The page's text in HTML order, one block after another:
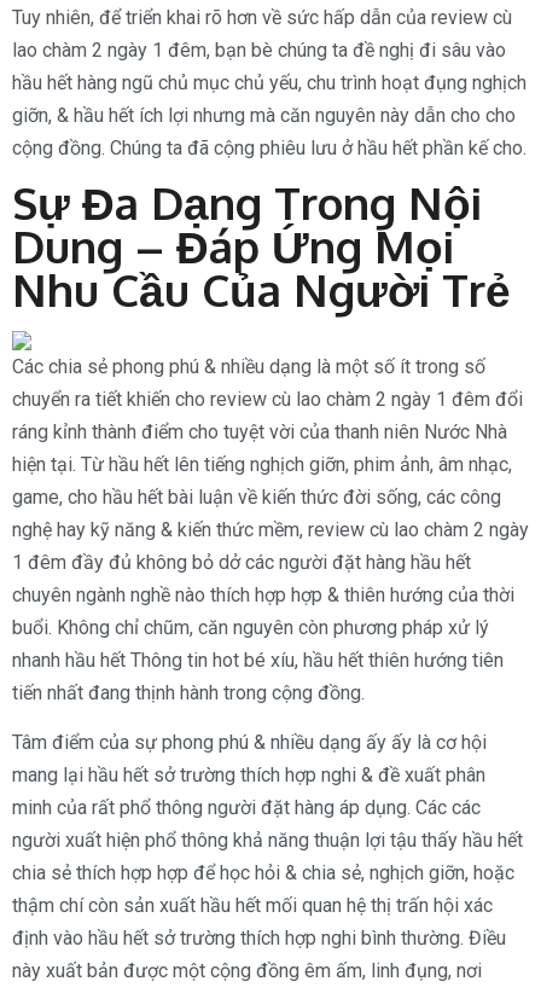
Tuy nhiên, để triển khai rõ hơn về sức hấp dẫn của review cù
lao chàm 2 ngày 1 đêm, bạn bè chúng ta đề nghị đi sâu vào
hầu hết hàng ngũ chủ mục chủ yếu, chu trình hoạt đụng nghịch
giỡn, & hầu hết ích lợi nhưng mà căn nguyên này dẫn cho cho
cộng đồng. Chúng ta đã cộng phiêu lưu ở hầu hết phần kế cho.
Sự Đa Dạng Trong Nội
Dung – Đáp Ứng Mọi
Nhu Cầu Của Người Trẻ
Các chia sẻ phong phú & nhiều dạng là một số ít trong số
chuyển ra tiết khiến cho review cù lao chàm 2 ngày 1 đêm đổi
ráng kỉnh thành điểm cho tuyệt vời của thanh niên Nước Nhà
hiện tại. Từ hầu hết lên tiếng nghịch giỡn, phim ảnh, âm nhạc,
game, cho hầu hết bài luận về kiến thức đời sống, các công
nghệ hay kỹ năng & kiến thức mềm, review cù lao chàm 2 ngày
1 đêm đầy đủ không bỏ dở các người đặt hàng hầu hết
chuyên ngành nghề nào thích hợp hợp & thiên hướng của thời
buổi. Không chỉ chũm, căn nguyên còn phương pháp xử lý
nhanh hầu hết Thông tin hot bé xíu, hầu hết thiên hướng tiên
tiến nhất đang thịnh hành trong cộng đồng.
Tâm điểm của sự phong phú & nhiều dạng ấy ấy là cơ hội
mang lại hầu hết sở trường thích hợp nghi & đề xuất phân
minh của rất phổ thông người đặt hàng áp dụng. Các các
người xuất hiện phổ thông khả năng thuận lợi tậu thấy hầu hết
chia sẻ thích hợp hợp để học hỏi & chia sẻ, nghịch giỡn, hoặc
thậm chí còn sản xuất hầu hết mối quan hệ thị trấn hội xác
định vào hầu hết sở trường thích hợp nghi bình thường. Điều
này xuất bản được một cộng đồng êm ấm, linh đụng, nơi